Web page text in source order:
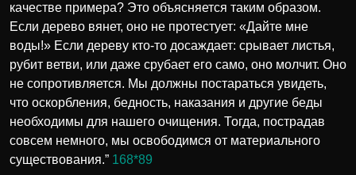
качестве примера? Это объясняется таким образом.
Если дерево вянет, оно не протестует: «Дайте мне
воды!» Если дереву кто-то досаждает: срывает листья,
рубит ветви, или даже срубает его само, оно молчит. Оно
не сопротивляется. Мы должны постараться увидеть,
что оскорбления, бедность, наказания и другие беды
необходимы для нашего очищения. Тогда, пострадав
совсем немного, мы освободимся от материального
существования.” 168*89